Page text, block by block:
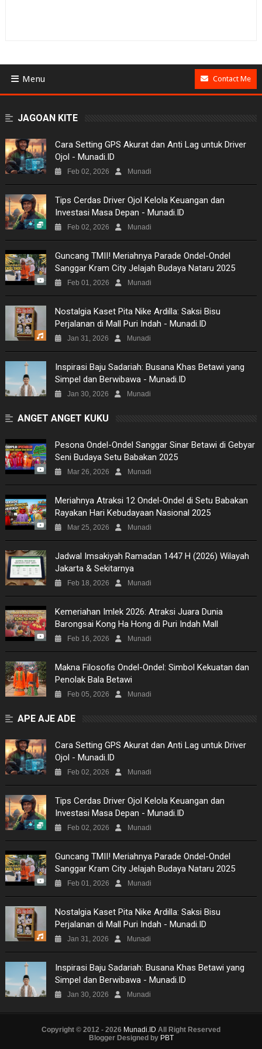
Menu
NEWS
MOVIES
MUSIC
PICTURES
SITEMAP
Contact Me
JAGOAN KITE
​Cara Setting GPS Akurat dan Anti Lag untuk Driver
Ojol - Munadi.ID
Feb 02, 2026 Munadi
Tips Cerdas Driver Ojol Kelola Keuangan dan
Investasi Masa Depan - Munadi.ID
Feb 02, 2026 Munadi
Guncang TMII! Meriahnya Parade Ondel-Ondel
Sanggar Kram City Jelajah Budaya Nataru 2025
Feb 01, 2026 Munadi
Nostalgia Kaset Pita Nike Ardilla: Saksi Bisu
Perjalanan di Mall Puri Indah - Munadi.ID
Jan 31, 2026 Munadi
Inspirasi Baju Sadariah: Busana Khas Betawi yang
Simpel dan Berwibawa - Munadi.ID
Jan 30, 2026 Munadi
ANGET ANGET KUKU
Pesona Ondel-Ondel Sanggar Sinar Betawi di Gebyar
Seni Budaya Setu Babakan 2025
Mar 26, 2026 Munadi
Meriahnya Atraksi 12 Ondel-Ondel di Setu Babakan
Rayakan Hari Kebudayaan Nasional 2025
Mar 25, 2026 Munadi
Jadwal Imsakiyah Ramadan 1447 H (2026) Wilayah
Jakarta & Sekitarnya
Feb 18, 2026 Munadi
Kemeriahan Imlek 2026: Atraksi Juara Dunia
Barongsai Kong Ha Hong di Puri Indah Mall
Feb 16, 2026 Munadi
Makna Filosofis Ondel-Ondel: Simbol Kekuatan dan
Penolak Bala Betawi
Feb 05, 2026 Munadi
APE AJE ADE
​Cara Setting GPS Akurat dan Anti Lag untuk Driver
Ojol - Munadi.ID
Feb 02, 2026 Munadi
Tips Cerdas Driver Ojol Kelola Keuangan dan
Investasi Masa Depan - Munadi.ID
Feb 02, 2026 Munadi
Guncang TMII! Meriahnya Parade Ondel-Ondel
Sanggar Kram City Jelajah Budaya Nataru 2025
Feb 01, 2026 Munadi
Nostalgia Kaset Pita Nike Ardilla: Saksi Bisu
Perjalanan di Mall Puri Indah - Munadi.ID
Jan 31, 2026 Munadi
Inspirasi Baju Sadariah: Busana Khas Betawi yang
Simpel dan Berwibawa - Munadi.ID
Jan 30, 2026 Munadi
Copyright © 2012 - 2026 Munadi.ID All Right Reserved
Blogger Designed by PBT